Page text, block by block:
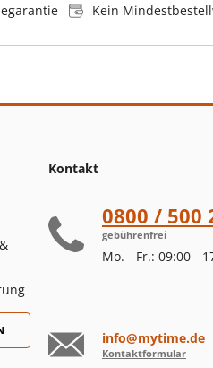
Kein
Kontakt
0800 / 500
gebührenfrei
Mo. - Fr.: 09:00 -
info@mytime.de
Kontaktformular